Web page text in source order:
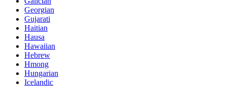
Georgian
Gujarati
Haitian
Hausa
Hawaiian
Hebrew
Hmong
Hungarian
Icelandic